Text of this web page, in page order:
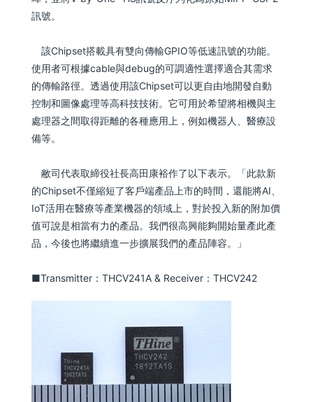
訊號。
該Chipset搭載具有雙向傳輸GPIO等低速訊號的功能。
使用者可根據cable與debug的可調適性選擇適合其需求
的傳輸路徑。透過使用該Chipset可以更自由地開發自動
控制和圖像處理等高科技技術。它可用於希望將相機與主
處理器之間取得距離的各種應用上，例如機器人、醫療設
備等。
敝司代表取締役社長高田康裕作了以下表示。「此款新
的Chipset不僅縮短了客戶端產品上市的時間，還能將AI、
IoT活用在醫療等產業機器的領域上，對於投入新的附加價
值可說是相當有力的產品。我們很高興能夠開始量產此產
品，今後也將繼續進一步擴展我們的產品陣容。」
■Transmitter：THCV241A & Receiver：THCV242